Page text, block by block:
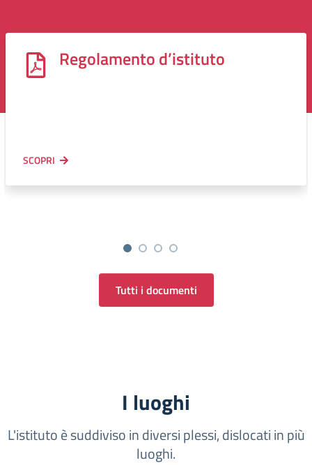
Regolamento d’istituto
SCOPRI
Tutti i documenti
I luoghi
L'istituto è suddiviso in diversi plessi, dislocati in più
luoghi.